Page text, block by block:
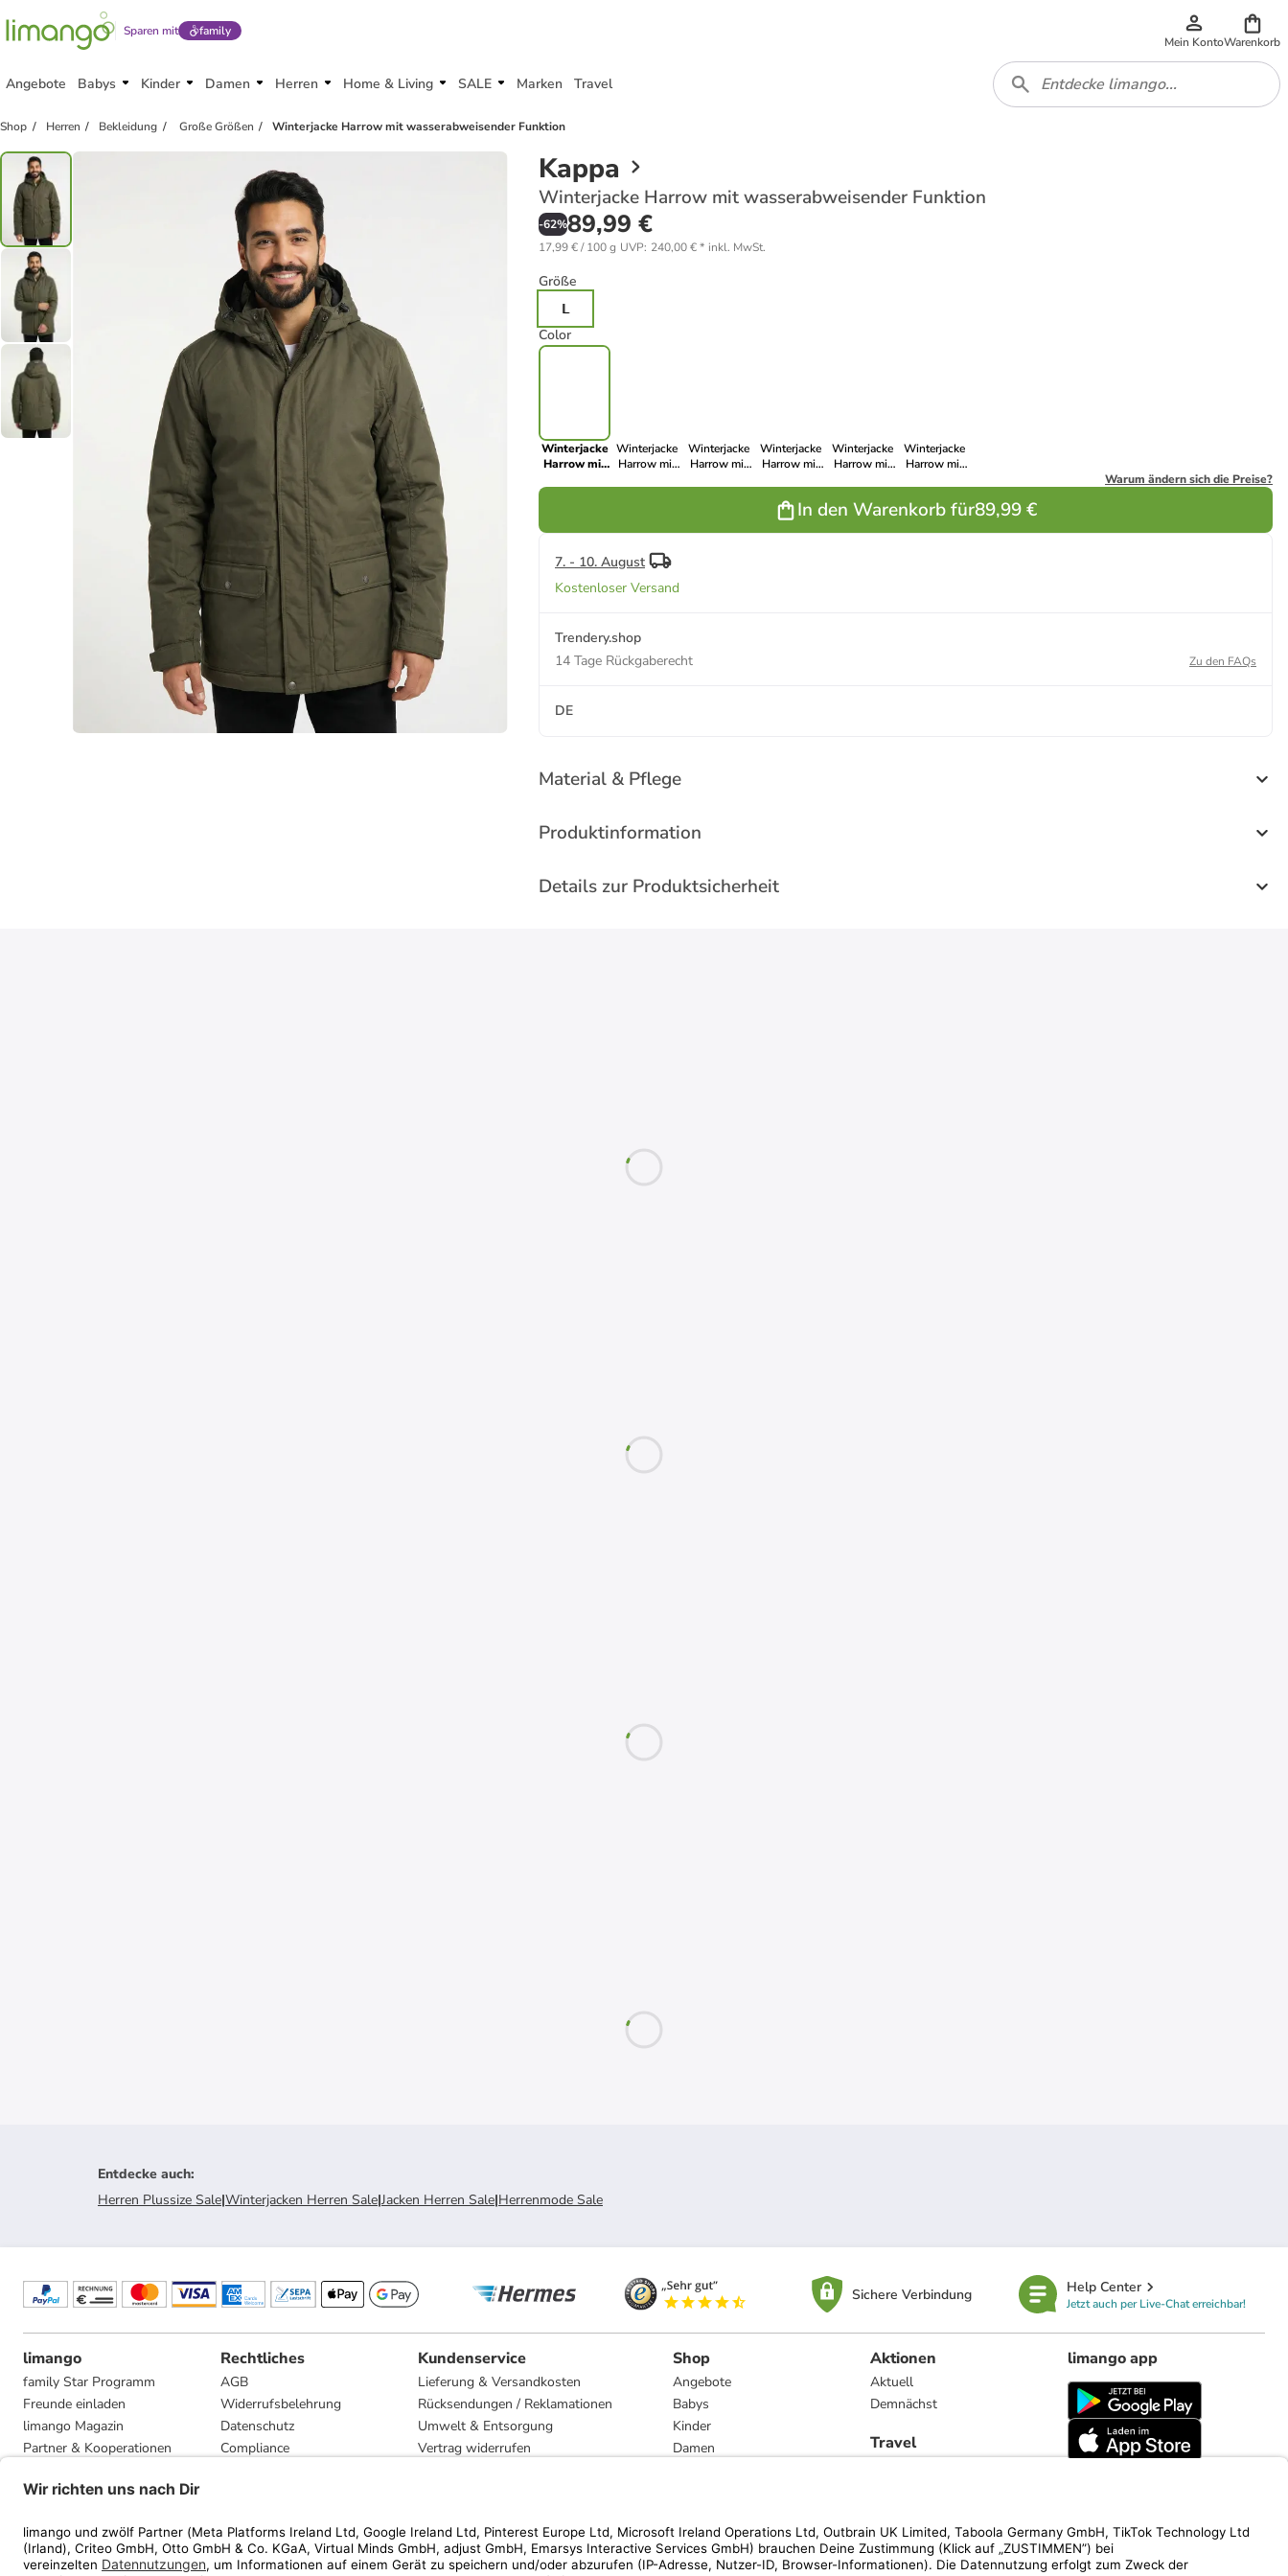
Sparen mit family
Mein KontoWarenkorb
Angebote Babys Kinder Damen Herren Home & Living SALE Marken Travel
Shop Herren Bekleidung Große Größen Winterjacke Harrow mit wasserabweisender Funktion
Kappa
Winterjacke Harrow mit wasserabweisender Funktion
-62%89,99 €
17,99 € / 100 g UVP: 240,00 €* inkl. MwSt.
Größe
L
Color
Winterjacke
Harrow mit
Winterjacke
Harrow mit
Winterjacke
Harrow mit
Winterjacke
Harrow mit
Winterjacke
Harrow mit
Winterjacke
Harrow mit
Warum ändern sich die Preise?
In den Warenkorb für89,99 €
7. - 10. August
Kostenloser Versand
Trendery.shop
14 Tage Rückgaberecht
Zu den FAQs
DE
Material & Pflege
Produktinformation
Details zur Produktsicherheit
Entdecke auch:
Herren Plussize Sale|Winterjacken Herren Sale|Jacken Herren Sale|Herrenmode Sale
Sichere Verbindung Help Center
Jetzt auch per Live-Chat erreichbar!
limango
family Star Programm
Freunde einladen
limango Magazin
Partner & Kooperationen
Presse
Rechtliches
AGB
Widerrufsbelehrung
Datenschutz
Compliance
Kundenservice
Lieferung & Versandkosten
Rücksendungen / Reklamationen
Umwelt & Entsorgung
Vertrag widerrufen
Shop
Angebote
Babys
Kinder
Damen
Marken
Aktionen
Aktuell
Demnächst
Travel
limango app